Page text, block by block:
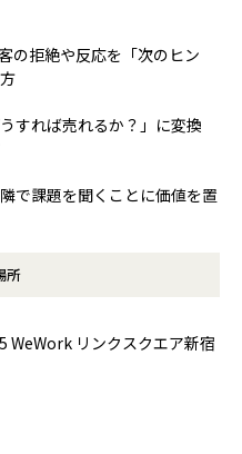
の拒絶や反応を「次のヒン
すれば売れるか？」に変換
で課題を聞くことに価値を置
所
WeWork リンクスクエア新宿